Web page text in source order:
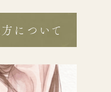
について